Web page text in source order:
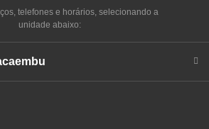
telefones e horários, selecionando a
unidade abaixo: